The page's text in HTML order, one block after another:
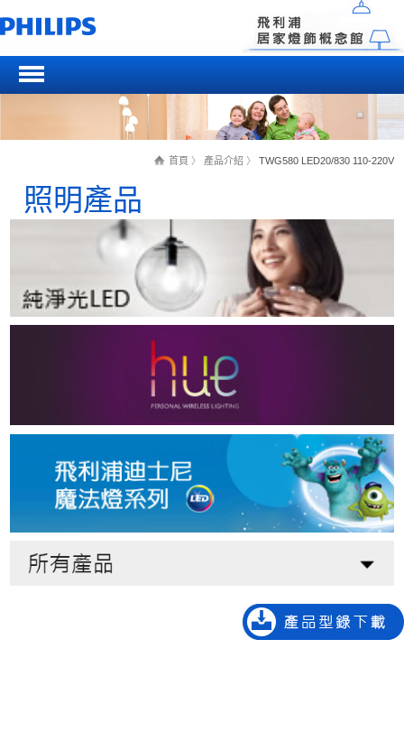
首頁 〉 產品介紹 〉 TWG580 LED20/830 110-220V
照明產品